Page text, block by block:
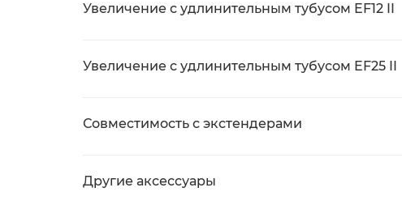
Увеличение с удлинительным тубусом EF12 II
Увеличение с удлинительным тубусом EF25 II
Совместимость с экстендерами
Другие аксессуары